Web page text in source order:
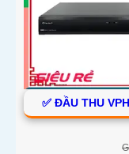
✅ ĐẦU THU